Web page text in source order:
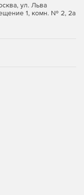
настила и
сопротивления
элементов.
по
Федерации и
ул. Льва
1, комн. № 2, 2а